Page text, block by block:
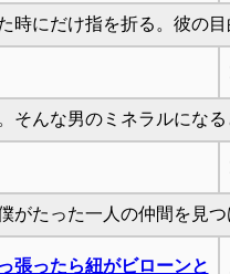
時にだけ指を折る。彼の
そんな男のミネラルにな
たった一人の仲間を見つ
張ったら紐がビローンと